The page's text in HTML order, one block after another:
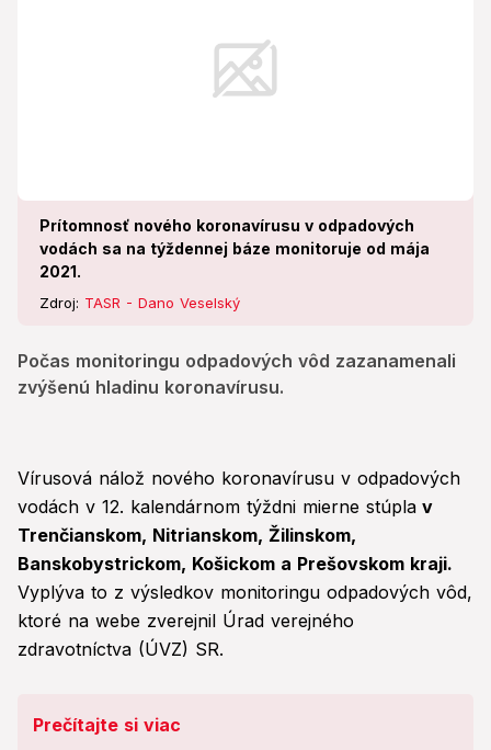
Prítomnosť nového koronavírusu v odpadových
vodách sa na týždennej báze monitoruje od mája
2021.
Zdroj: TASR - Dano Veselský
Počas monitoringu odpadových vôd zazanamenali
zvýšenú hladinu koronavírusu.
Vírusová nálož nového koronavírusu v odpadových
vodách v 12. kalendárnom týždni mierne stúpla v
Trenčianskom, Nitrianskom, Žilinskom,
Banskobystrickom, Košickom a Prešovskom kraji.
Vyplýva to z výsledkov monitoringu odpadových vôd,
ktoré na webe zverejnil Úrad verejného
zdravotníctva (ÚVZ) SR.
Prečítajte si viac